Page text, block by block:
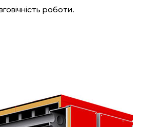
роботи.
Надіслати